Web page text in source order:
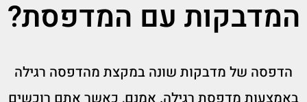
המדבקות עם המדפסת?
הדפסה של מדבקות שונה במקצת מהדפסה רגילה